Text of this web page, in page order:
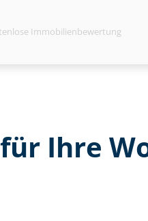
Immobilienbewertung
Ihre